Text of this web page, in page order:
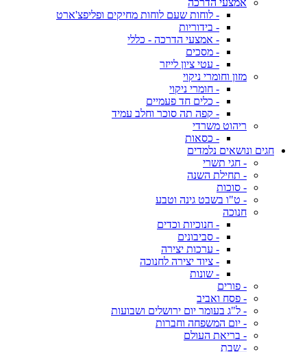
אמצעי הדרכה
- לוחות שעם לוחות מחיקים ופליפצ'ארט
- בידוריות
- אמצעי הדרכה - כללי
- מסכים
- עטי ציון לייזר
מזון וחומרי ניקוי
- חומרי ניקוי
- כלים חד פעמיים
- קפה תה סוכר וחלב עמיד
ריהוט משרדי
- כסאות
חגים ונושאים נלמדים
- חגי תשרי
- תחילת השנה
- סוכות
- ט"ו בשבט גינה וטבע
חנוכה
- חנוכיות וכדים
- סביבונים
- ערכות יצירה
- ציוד יצירה לחנוכה
- שונות
- פורים
- פסח ואביב
- ל"ג בעומר יום ירושלים ושבועות
- יום המשפחה וחברות
- בריאת העולם
- שבת